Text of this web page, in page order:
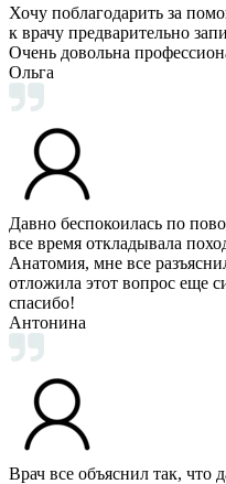
Хочу поблагодарить за
к врачу предварительно
Очень довольна
Ольга
Давно беспокоилась по
все время откладывала
Анатомия, мне все
отложила этот вопрос еще
спасибо!
Антонина
Врач все объяснил так, что